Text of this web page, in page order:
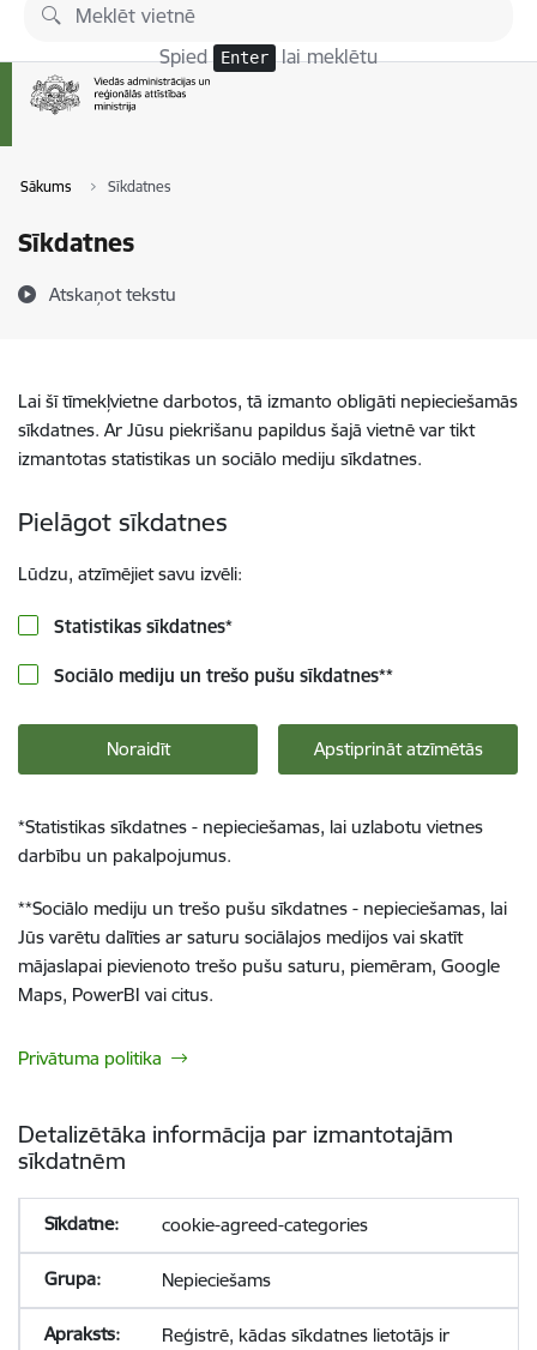
Pāriet uz lapas saturu
Spied Enter lai meklētu
Sākums Sīkdatnes
Sīkdatnes
Atskaņot tekstu
Lai šī tīmekļvietne darbotos, tā izmanto obligāti nepieciešamās
sīkdatnes. Ar Jūsu piekrišanu papildus šajā vietnē var tikt
izmantotas statistikas un sociālo mediju sīkdatnes.
Pielāgot sīkdatnes
Lūdzu, atzīmējiet savu izvēli:
Statistikas sīkdatnes*
Sociālo mediju un trešo pušu sīkdatnes**
Noraidīt Apstiprināt atzīmētās
*Statistikas sīkdatnes - nepieciešamas, lai uzlabotu vietnes
darbību un pakalpojumus.
**Sociālo mediju un trešo pušu sīkdatnes - nepieciešamas, lai
Jūs varētu dalīties ar saturu sociālajos medijos vai skatīt
mājaslapai pievienoto trešo pušu saturu, piemēram, Google
Maps, PowerBI vai citus.
Privātuma politika
Detalizētāka informācija par izmantotajām
sīkdatnēm
cookie-agreed-categories
Nepieciešams
Reģistrē, kādas sīkdatnes lietotājs ir